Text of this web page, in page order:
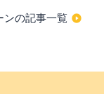
ンの記事一覧